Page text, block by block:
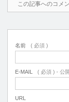
この記事へのコメ
名前 ( 必須 )
E-MAIL ( 必須 ) - 公
URL